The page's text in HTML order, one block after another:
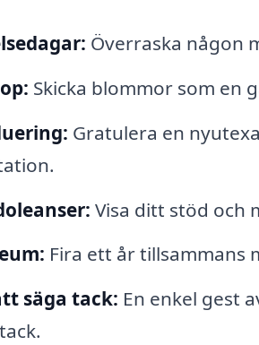
Överraska någon
Skicka blommor som en
Gratulera en
Visa ditt stöd och
Fira ett år tillsammans
säga tack: En enkel gest